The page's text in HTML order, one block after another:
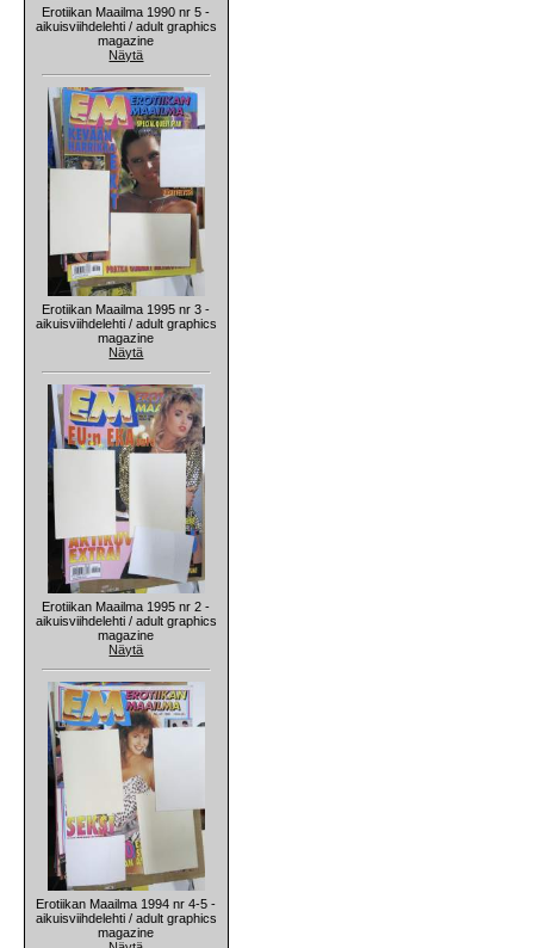
Erotiikan Maailma 1990 nr 5 -
aikuisviihdelehti / adult graphics
magazine
Näytä
Erotiikan Maailma 1995 nr 3 -
aikuisviihdelehti / adult graphics
magazine
Näytä
Erotiikan Maailma 1995 nr 2 -
aikuisviihdelehti / adult graphics
magazine
Näytä
Erotiikan Maailma 1994 nr 4-5 -
aikuisviihdelehti / adult graphics
magazine